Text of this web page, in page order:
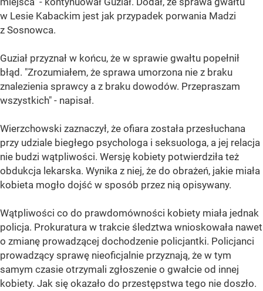
w Lesie Kabackim jest jak przypadek porwania Madzi
z Sosnowca.
Guział przyznał w końcu, że w sprawie gwałtu popełnił
błąd. "Zrozumiałem, że sprawa umorzona nie z braku
znalezienia sprawcy a z braku dowodów. Przepraszam
wszystkich" - napisał.
Wierzchowski zaznaczył, że ofiara została przesłuchana
przy udziale biegłego psychologa i seksuologa, a jej relacja
nie budzi wątpliwości. Wersję kobiety potwierdziła też
obdukcja lekarska. Wynika z niej, że do obrażeń, jakie miała
kobieta mogło dojść w sposób przez nią opisywany.
Wątpliwości co do prawdomówności kobiety miała jednak
policja. Prokuratura w trakcie śledztwa wnioskowała nawet
o zmianę prowadzącej dochodzenie policjantki. Policjanci
prowadzący sprawę nieoficjalnie przyznają, że w tym
samym czasie otrzymali zgłoszenie o gwałcie od innej
kobiety. Jak się okazało do przestępstwa tego nie doszło.